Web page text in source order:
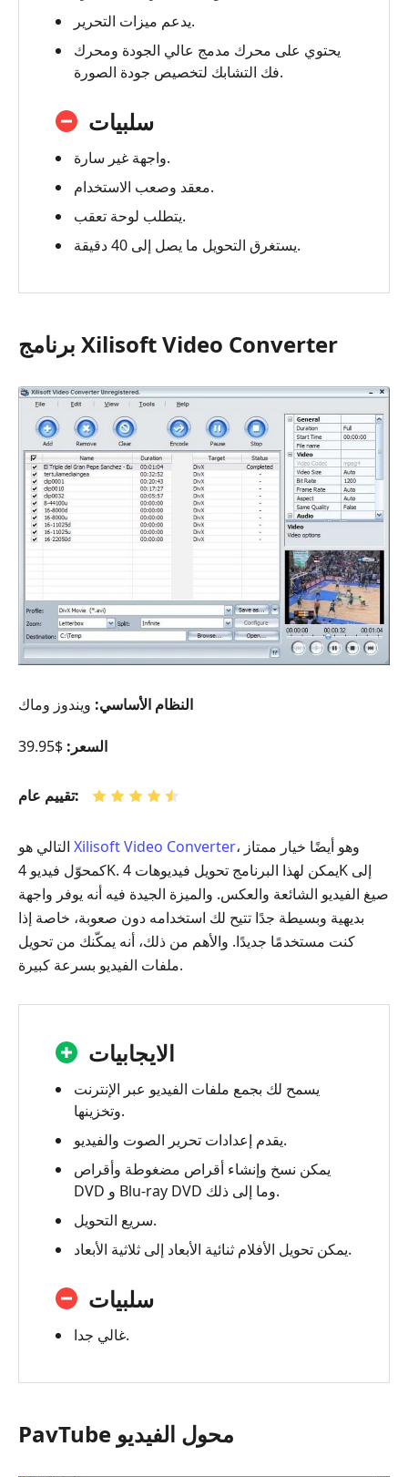
يدعم ميزات التحرير.
يحتوي على محرك مدمج عالي الجودة ومحرك
فك التشابك لتخصيص جودة الصورة.
سلبيات
واجهة غير سارة.
معقد وصعب الاستخدام.
يتطلب لوحة تعقب.
يستغرق التحويل ما يصل إلى 40 دقيقة.
برنامج Xilisoft Video Converter
النظام الأساسي: ويندوز وماك
السعر: $39.95
تقييم عام:
Xilisoft Video Converter، وهو أيضًا خيار ممتاز
كمحوّل فيديو 4K. يمكن لهذا البرنامج تحويل فيديوهات 4K إلى
صيغ الفيديو الشائعة والعكس. والميزة الجيدة فيه أنه يوفر واجهة
بديهية وبسيطة جدًا تتيح لك استخدامه دون صعوبة، خاصة إذا
كنت مستخدمًا جديدًا. والأهم من ذلك، أنه يمكّنك من تحويل
ملفات الفيديو بسرعة كبيرة.
الايجابيات
يسمح لك بجمع ملفات الفيديو عبر الإنترنت
وتخزينها.
يقدم إعدادات تحرير الصوت والفيديو.
يمكن نسخ وإنشاء أقراص مضغوطة وأقراص
DVD و Blu-ray DVD وما إلى ذلك.
سريع التحويل.
يمكن تحويل الأفلام ثنائية الأبعاد إلى ثلاثية الأبعاد.
سلبيات
غالي جدا.
PavTube محول الفيديو